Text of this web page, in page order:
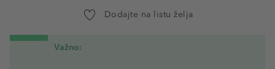
12 - Smoky-Rose
00 - Moi-Moi-Moi
Dodajte na listu želja
Važno: